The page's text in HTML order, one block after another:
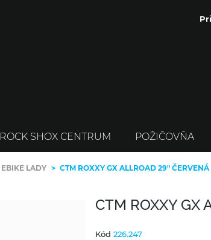
ROCK SHOX CENTRUM POŽIČOVŇA
EBIKE LADY > CTM ROXXY GX ALLROAD 29"
CTM ROXXY GX
Kód 226.247